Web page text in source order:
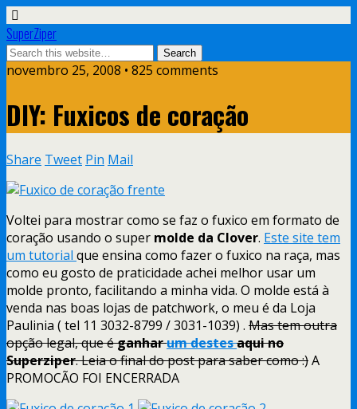
SuperZiper
novembro 25, 2008 • 825 comments
DIY: Fuxicos de coração
Share Tweet Pin Mail
Voltei para mostrar como se faz o fuxico em formato de
coração usando o super molde da Clover. Este site tem
um tutorial que ensina como fazer o fuxico na raça, mas
como eu gosto de praticidade achei melhor usar um
molde pronto, facilitando a minha vida. O molde está à
venda nas boas lojas de patchwork, o meu é da Loja
Paulinia ( tel 11 3032-8799 / 3031-1039) . Mas tem outra
opção legal, que éganharum destesaqui no
Superziper. Leia o final do post para saber como :)A
PROMOCÃO FOI ENCERRADA